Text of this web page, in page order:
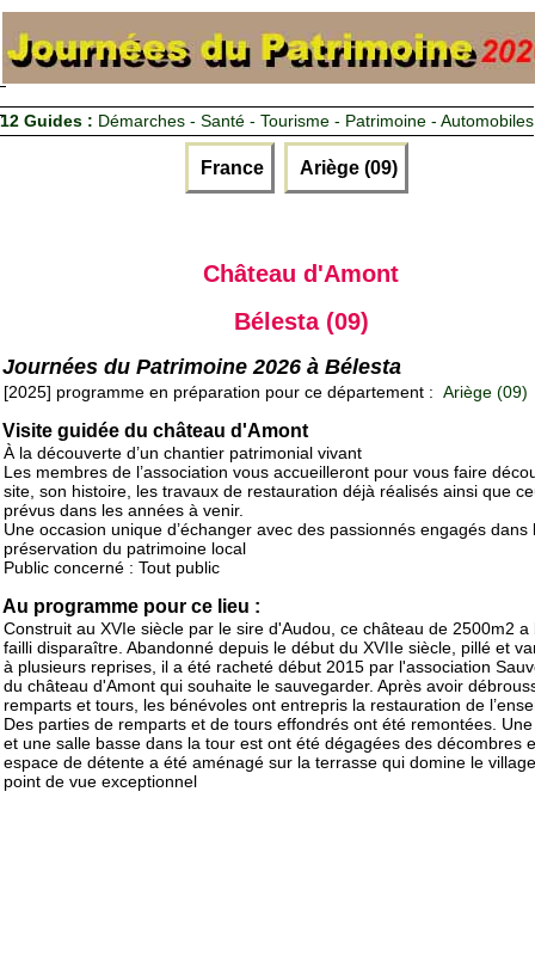
12 Guides : Démarches - Santé - Tourisme - Patrimoine - Automobiles
France Ariège (09)
Château d'Amont
Bélesta (09)
Journées du Patrimoine 2026 à Bélesta
[2025] programme en préparation pour ce département : Ariège (09)
Visite guidée du château d'Amont
À la découverte d’un chantier patrimonial vivant
Les membres de l’association vous accueilleront pour vous faire
site, son histoire, les travaux de restauration déjà réalisés ainsi que
prévus dans les années à venir.
Une occasion unique d’échanger avec des passionnés engagés dans
préservation du patrimoine local
Public concerné : Tout public
Au programme pour ce lieu :
Construit au XVIe siècle par le sire d'Audou, ce château de 2500m2 a
failli disparaître. Abandonné depuis le début du XVIIe siècle, pillé et
à plusieurs reprises, il a été racheté début 2015 par l'association
du château d'Amont qui souhaite le sauvegarder. Après avoir
remparts et tours, les bénévoles ont entrepris la restauration de
Des parties de remparts et de tours effondrés ont été remontées.
et une salle basse dans la tour est ont été dégagées des décombres
espace de détente a été aménagé sur la terrasse qui domine le
point de vue exceptionnel